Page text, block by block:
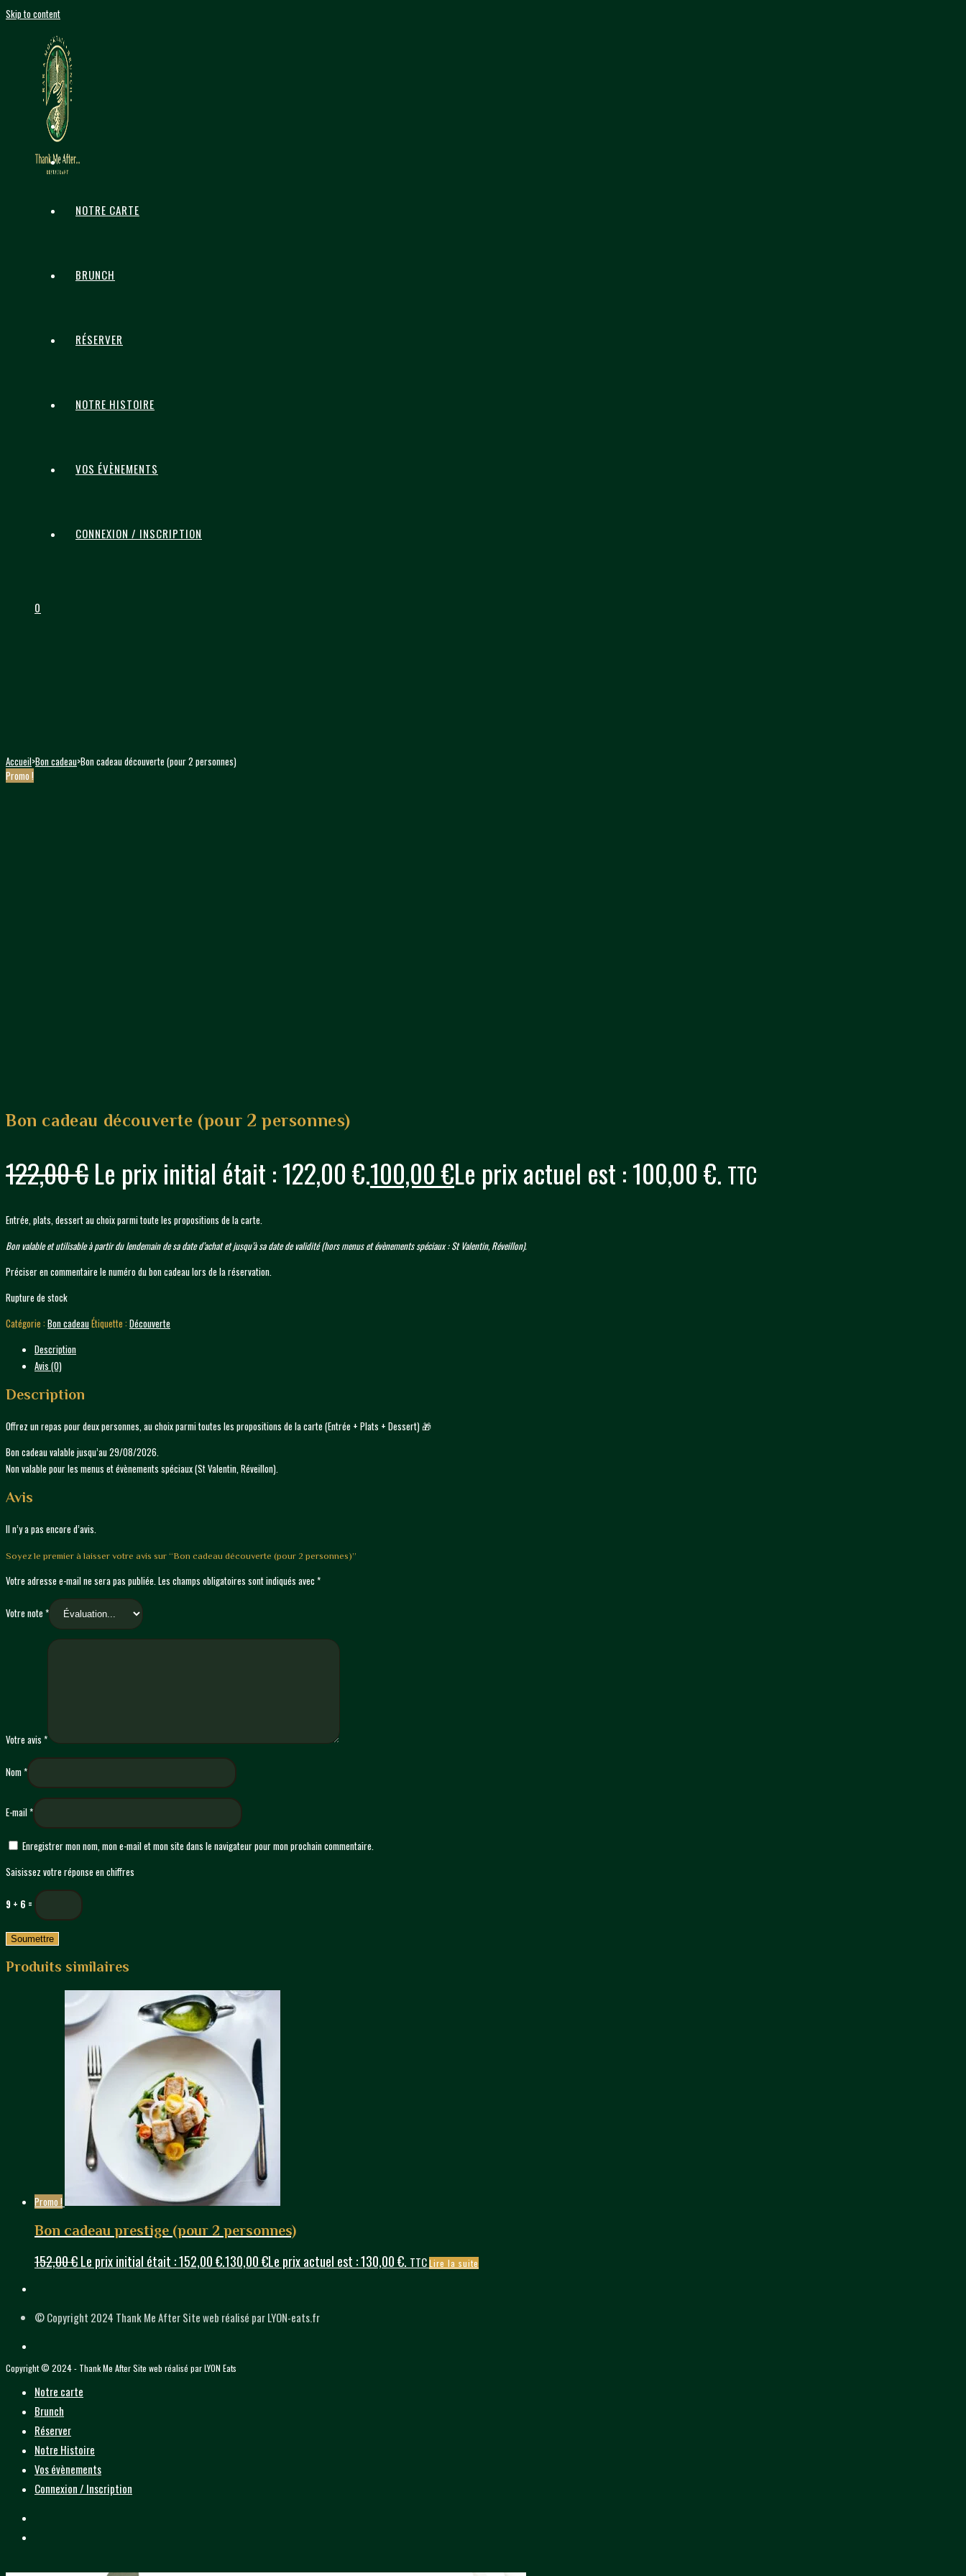
Skip to content
NOTRE CARTE
BRUNCH
RÉSERVER
NOTRE HISTOIRE
VOS ÉVÈNEMENTS
CONNEXION / INSCRIPTION
0
Accueil>Bon cadeau>Bon cadeau découverte (pour 2 personnes)
Promo !
Bon cadeau découverte (pour 2 personnes)
122,00€Le prix initial était : 122,00 €.100,00€Le prix actuel est : 100,00 €. TTC
Entrée, plats, dessert au choix parmi toute les propositions de la carte.
Bon valable et utilisable à partir du lendemain de sa date d’achat et jusqu’à sa date de validité (hors menus et évènements spéciaux : St Valentin, Réveillon).
Préciser en commentaire le numéro du bon cadeau lors de la réservation.
Rupture de stock
Catégorie : Bon cadeauÉtiquette : Découverte
Description
Avis (0)
Description
Offrez un repas pour deux personnes, au choix parmi toutes les propositions de la carte (Entrée + Plats + Dessert) 🎁
Bon cadeau valable jusqu’au 29/08/2026.
Non valable pour les menus et évènements spéciaux (St Valentin, Réveillon).
Avis
Il n’y a pas encore d’avis.
Soyez le premier à laisser votre avis sur “Bon cadeau découverte (pour 2 personnes)”
Votre adresse e-mail ne sera pas publiée.Les champs obligatoires sont indiqués avec *
Votre note *
Votre avis *
Nom*
E-mail*
Enregistrer mon nom, mon e-mail et mon site dans le navigateur pour mon prochain commentaire.
Saisissez votre réponse en chiffres
9 + 6 =
Produits similaires
Promo !
Bon cadeau prestige (pour 2 personnes)
152,00€Le prix initial était : 152,00 €.130,00€Le prix actuel est : 130,00 €. TTCLire la suite
© Copyright 2024 Thank Me After Site web réalisé par LYON-eats.fr
Copyright © 2024 - Thank Me After Site web réalisé par LYON Eats
Notre carte
Brunch
Réserver
Notre Histoire
Vos évènements
Connexion / Inscription